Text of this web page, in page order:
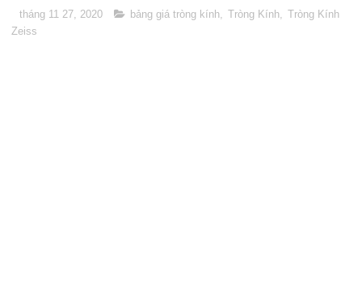
tháng 11 27, 2020 bảng giá tròng kính, Tròng Kính, Tròng Kính
Zeiss